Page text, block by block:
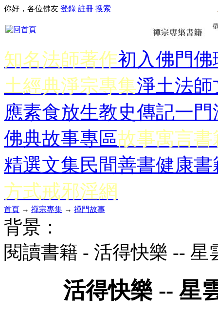
你好，各位佛友 登錄 註冊 搜索
知名法師著作初入佛門佛
土經典淨宗專集淨土法師
應素食放生教史傳記一門
佛典故事專區故事寓言書
精選文集民間善書健康書
方式戒邪淫網
首頁 → 禪宗專集 → 禪門故事
背景：
閱讀書籍 - 活得快樂 --
活得快樂 -- 星